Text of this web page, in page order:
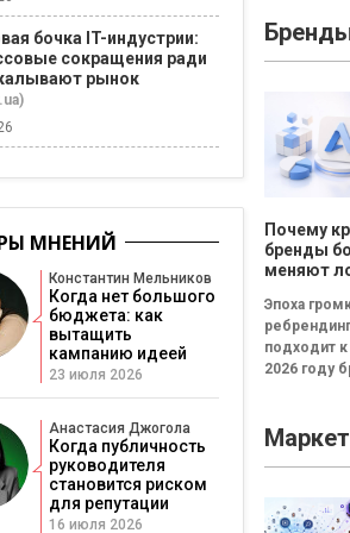
тем он
Именно
работы
Почему
бренды
меняют
Эпоха
подходит
2026 году
новые
бочка IT-индустрии:
сокращения ради
рынок
МНЕНИЙ
Константин Мельников
Когда нет большого
бюджета: как
вытащить
кампанию идеей
23 июля 2026
Анастасия Джогола
Когда публичность
руководителя
становится риском
для репутации
16 июля 2026